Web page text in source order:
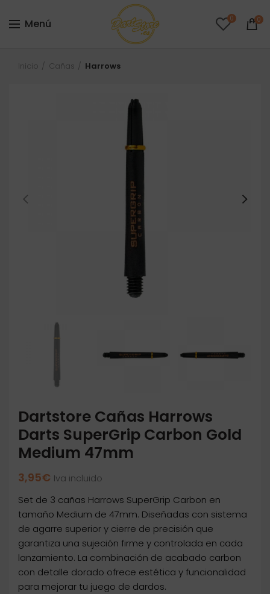
Menú 0 0
Inicio Cañas Harrows
Dartstore Cañas Harrows
Darts SuperGrip Carbon Gold
Medium 47mm
3,95€ Iva incluido
Set de 3 cañas Harrows SuperGrip Carbon en
tamaño Medium de 47mm. Diseñadas con sistema
de agarre superior y cierre de precisión que
garantiza una sujeción firme y controlada en cada
lanzamiento. La combinación de acabado carbon
con detalle dorado ofrece estética y funcionalidad
para mejorar tu juego de dardos.